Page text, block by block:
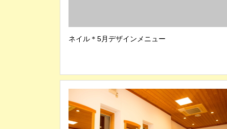
ネイル＊5月デザインメニュー